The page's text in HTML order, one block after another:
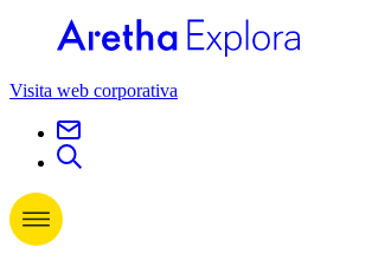
Visita web corporativa